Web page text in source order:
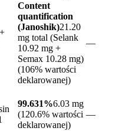
Content
quantification
(Janoshik)21.20
mg total (Selank
10.92 mg +
Semax 10.28 mg)
(106% wartości
deklarowanej)
—
99.631%6.03 mg
(120.6% wartości
deklarowanej)
—